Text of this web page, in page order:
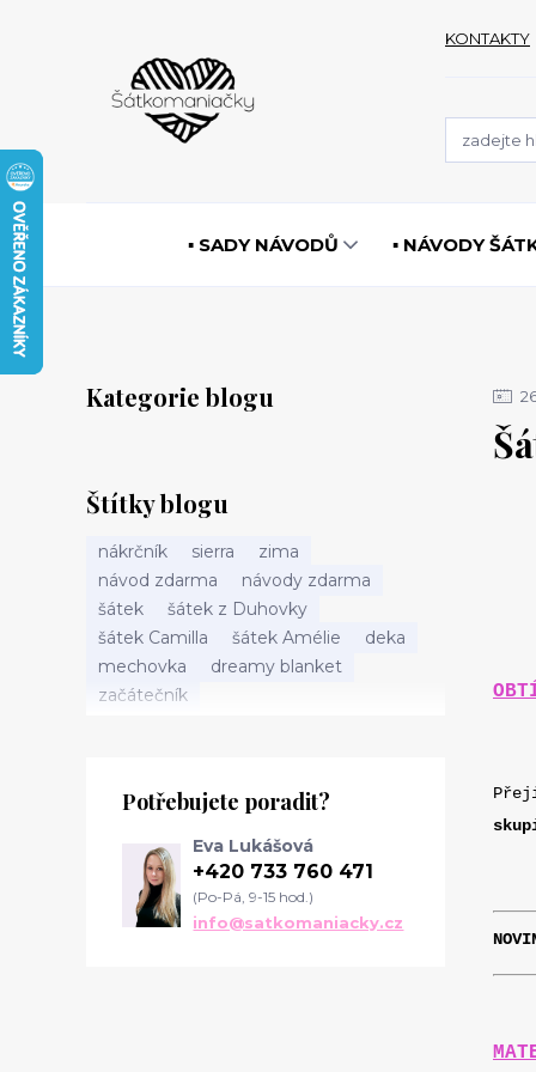
KONTAKTY
▪️ SADY NÁVODŮ ▪️ NÁVODY
Kategorie blogu
Štítky blogu
nákrčník sierra
zima
návod zdarma
návody zdarma
šátek
šátek z Duhovky
šátek Camilla
šátek Amélie
deka
mechovka
dreamy blanket
začátečník
Potřebujete poradit?
Eva Lukášová
+420 733 760 471
(Po-Pá, 9-15 hod.)
info@satkomaniacky.cz